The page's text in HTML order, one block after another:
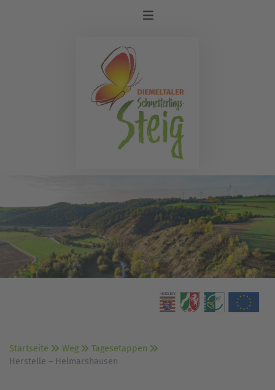
Startseite Weg
Tagesetappen
Herstelle – Helmarshausen